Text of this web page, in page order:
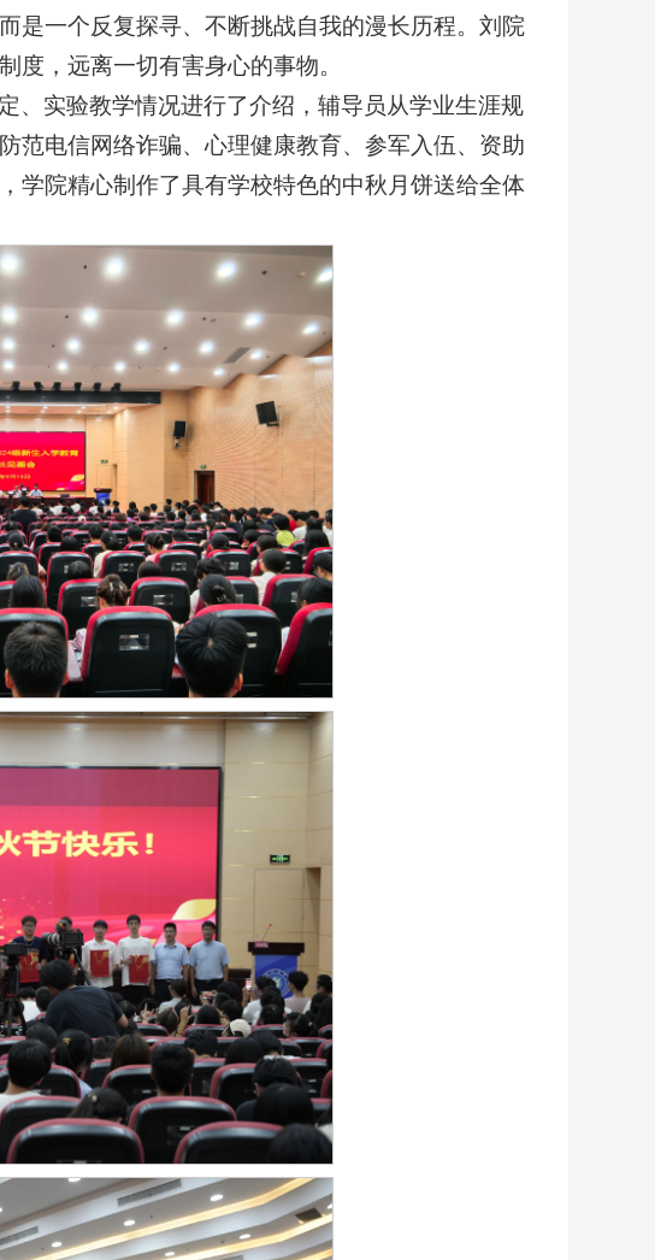
是一个反复探寻、不断挑战自我的漫长历程。刘院
度，远离一切有害身心的事物。
、实验教学情况进行了介绍，辅导员从学业生涯规
范电信网络诈骗、心理健康教育、参军入伍、资助
学院精心制作了具有学校特色的中秋月饼送给全体